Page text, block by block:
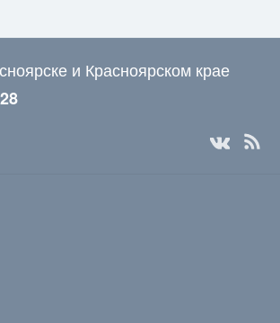
и Красноярском крае